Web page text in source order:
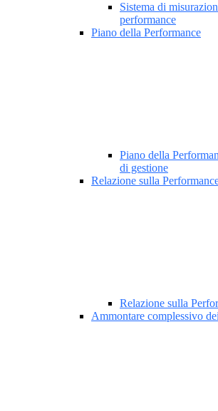
Sistema di
performance
Piano della Performance
Piano della
di gestione
Relazione sulla
Relazione sulla
Ammontare complessivo